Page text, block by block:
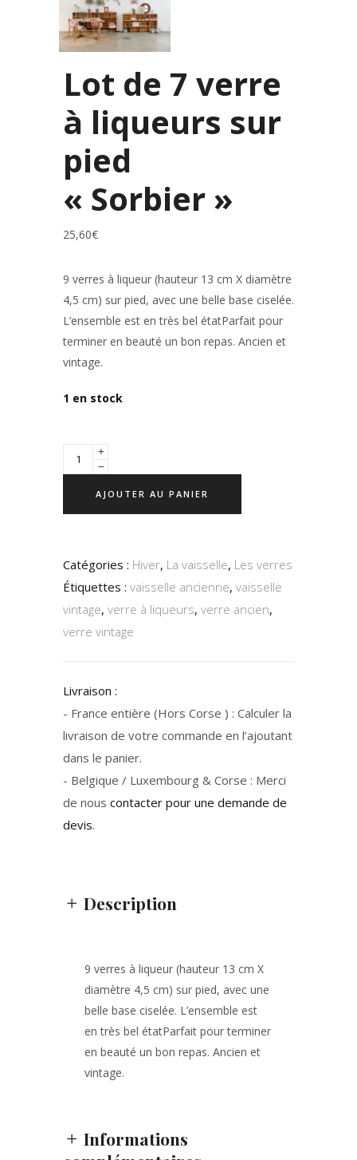
Lot de 7 verre
à liqueurs sur
pied
« Sorbier »
25,60€
9 verres à liqueur (hauteur 13 cm X diamètre
4,5 cm) sur pied, avec une belle base ciselée.
L’ensemble est en très bel étatParfait pour
terminer en beauté un bon repas. Ancien et
vintage.
1 en stock
AJOUTER AU PANIER
Catégories : Hiver, La vaisselle, Les verres
Étiquettes : vaisselle ancienne, vaisselle
vintage, verre à liqueurs, verre ancien,
verre vintage
Livraison :
- France entière (Hors Corse ) : Calculer la
livraison de votre commande en l’ajoutant
dans le panier.
- Belgique / Luxembourg & Corse : Merci
de nous contacter pour une demande de
devis.
Description
9 verres à liqueur (hauteur 13 cm X
diamètre 4,5 cm) sur pied, avec une
belle base ciselée. L’ensemble est
en très bel étatParfait pour terminer
en beauté un bon repas. Ancien et
vintage.
Informations